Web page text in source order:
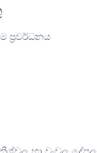
ප්‍රවර්ධනය